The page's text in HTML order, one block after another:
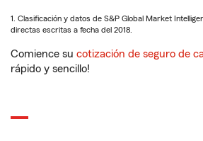
1. Clasificación y datos de S&P Global Market
directas escritas a fecha del 2018.
Comience su cotización de seguro de
rápido y sencillo!